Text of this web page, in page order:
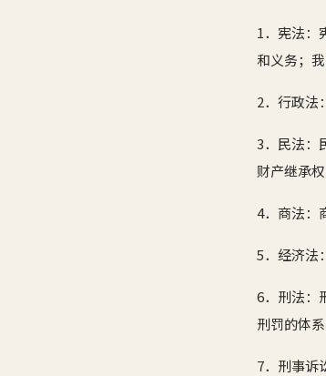
1．宪法：
和义务；
2．行政法
3．民法：
财产继承
4．商法：
5．经济法
6．刑法：
刑罚的体系
7．刑事诉